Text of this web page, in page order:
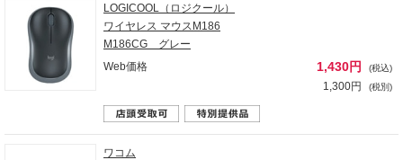
LOGICOOL（ロジクール）
ワイヤレス マウスM186
M186CG グレー
Web価格
1,430円 (税込)
1,300円 (税別)
ワコム